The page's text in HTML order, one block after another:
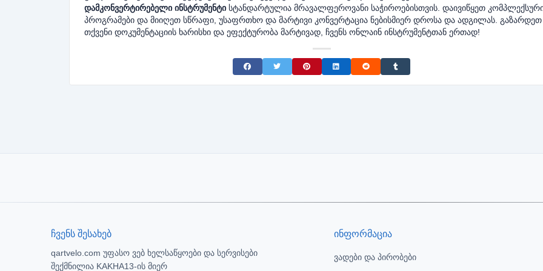
დამკონვერტირებელი ინსტრუმენტი სტანდარტულია მრავალფეროვანი საჭიროებისთვის. დაივიწყეთ
პროგრამები და მიიღეთ სწრაფი, უსაფრთხო და მარტივი კონვერტაცია ნებისმიერ დროსა და ადგილას. გაზარდეთ
თქვენი დოკუმენტაციის ხარისხი და ეფექტურობა მარტივად, ჩვენს ონლაინ ინსტრუმენტთან ერთად!
Share on Facebook
Share on TwitterShare on Pinterest
Share on LinkedIn
Share on RedditShare on Tumblr
ჩვენს შესახებ
qartvelo.com უფასო ვებ ხელსაწყოები და სერვისები
შექმნილია KAKHA13-ის მიერ
ინფორმაცია
ვადები და პირობები